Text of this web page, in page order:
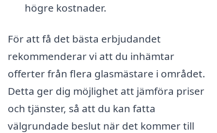
högre kostnader.
För att få det bästa erbjudandet
rekommenderar vi att du inhämtar
offerter från flera glasmästare i området.
Detta ger dig möjlighet att jämföra priser
och tjänster, så att du kan fatta
välgrundade beslut när det kommer till